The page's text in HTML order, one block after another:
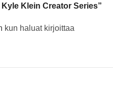
Klein Creator Series”
kun haluat kirjoittaa